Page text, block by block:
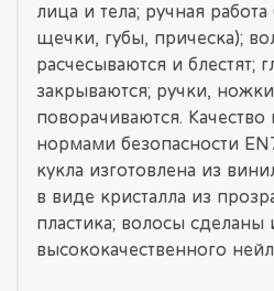
лица и тела; ручная
щечки, губы, прическа);
расчесываются и блестят;
закрываются; ручки,
поворачиваются.
нормами безопасности
кукла изготовлена из
в виде кристалла из
пластика; волосы сделаны
высококачественного